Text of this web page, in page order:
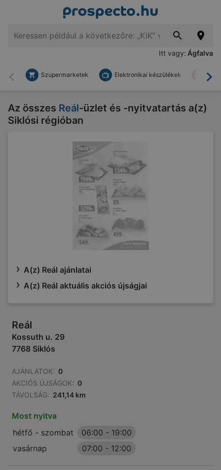
Itt vagy: Ágfalva
Vissza
Szupermarketek Elektronikai készülékek
Az összes Reál-üzlet és -nyitvatartás a(z)
Siklósi régióban
A(z) Reál ajánlatai
A(z) Reál aktuális akciós újságjai
Reál
Kossuth u. 29
7768 Siklós
AJÁNLATOK: 0
AKCIÓS ÚJSÁGOK: 0
TÁVOLSÁG: 241,14 km
Most nyitva
hétfő - szombat
06:00 - 19:00
vasárnap
07:00 - 12:00